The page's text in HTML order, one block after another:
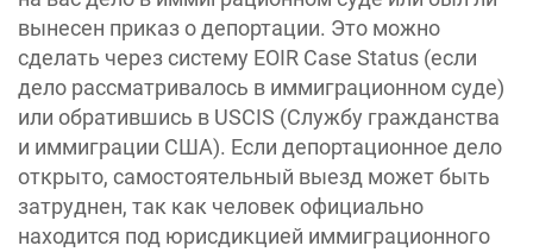
вынесен приказ о депортации. Это можно
сделать через систему EOIR Case Status (если
дело рассматривалось в иммиграционном суде)
или обратившись в USCIS (Службу гражданства
и иммиграции США). Если депортационное дело
открыто, самостоятельный выезд может быть
затруднен, так как человек официально
находится под юрисдикцией иммиграционного